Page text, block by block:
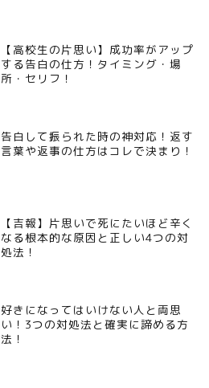
【高校生の片思い】成功率がアップ
する告白の仕方！タイミング・場
所・セリフ！
告白して振られた時の神対応！返す
言葉や返事の仕方はコレで決まり！
【吉報】片思いで死にたいほど辛く
なる根本的な原因と正しい4つの対
処法！
好きになってはいけない人と両思
い！3つの対処法と確実に諦める方
法！